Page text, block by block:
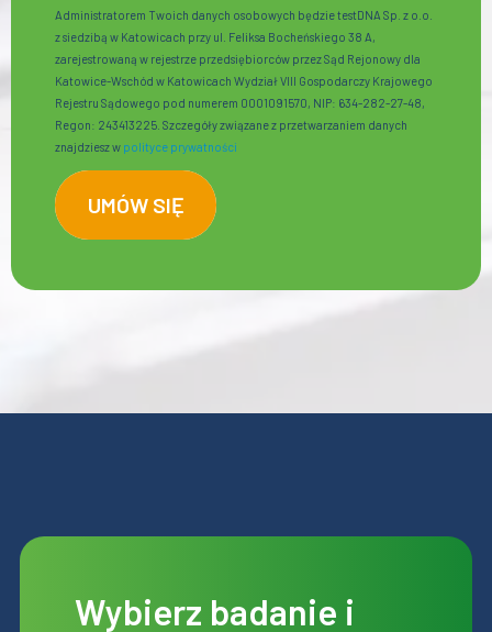
Administratorem Twoich danych osobowych będzie testDNA Sp. z o.o.
z siedzibą w Katowicach przy ul. Feliksa Bocheńskiego 38 A,
zarejestrowaną w rejestrze przedsiębiorców przez Sąd Rejonowy dla
Katowice-Wschód w Katowicach Wydział VIII Gospodarczy Krajowego
Rejestru Sądowego pod numerem 0001091570, NIP: 634-282-27-48,
Regon: 243413225. Szczegóły związane z przetwarzaniem danych
znajdziesz w polityce prywatności
Wybierz badanie i